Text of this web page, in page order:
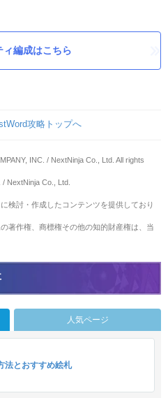
ィ編成はこちら
攻略トップへ
INC. / NextNinja Co., Ltd. All rights
NextNinja Co., Ltd.
検討・作成したコンテンツを提供しており
著作権、商標権その他の知的財産権は、当
人気ページ
法とおすすめ絵札